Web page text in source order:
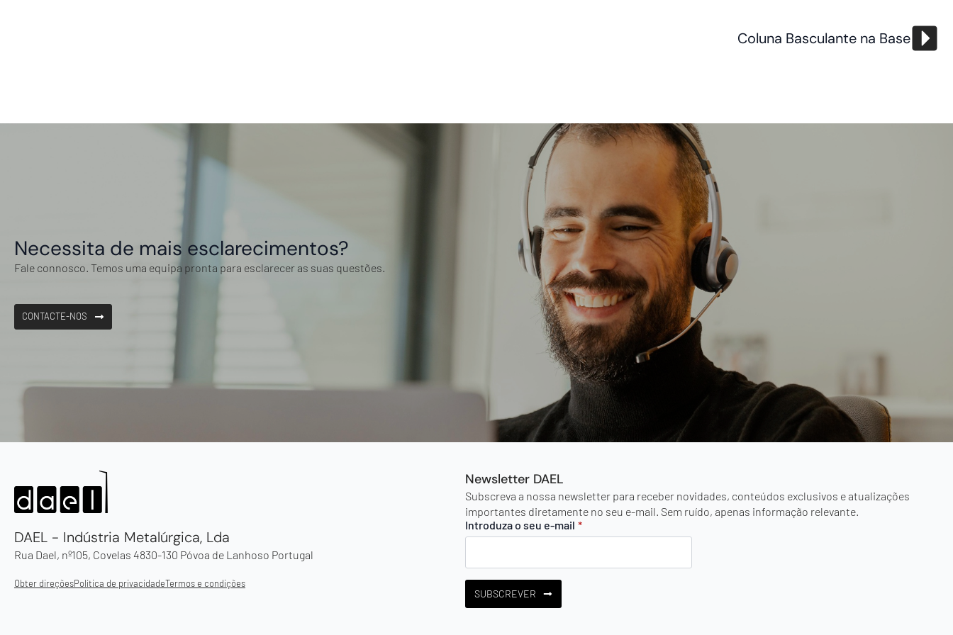
Coluna Basculante na Base
Necessita de mais esclarecimentos?
Fale connosco. Temos uma equipa pronta para esclarecer as suas questões.
CONTACTE-NOS
DAEL - Indústria Metalúrgica, Lda
Rua Dael, nº105, Covelas 4830-130 Póvoa de Lanhoso Portugal
Obter direçõesPolítica de privacidadeTermos e condições
Newsletter DAEL
Subscreva a nossa newsletter para receber novidades, conteúdos exclusivos e atualizações
importantes diretamente no seu e-mail. Sem ruído, apenas informação relevante.
Introduza o seu e-mail *
SUBSCREVER